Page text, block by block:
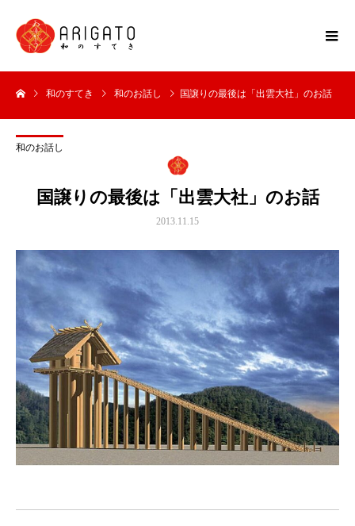
和のすてき 和のお話し 国譲りの最後は「出雲大社」のお話
和のお話し
国譲りの最後は「出雲大社」のお話
2013.11.15